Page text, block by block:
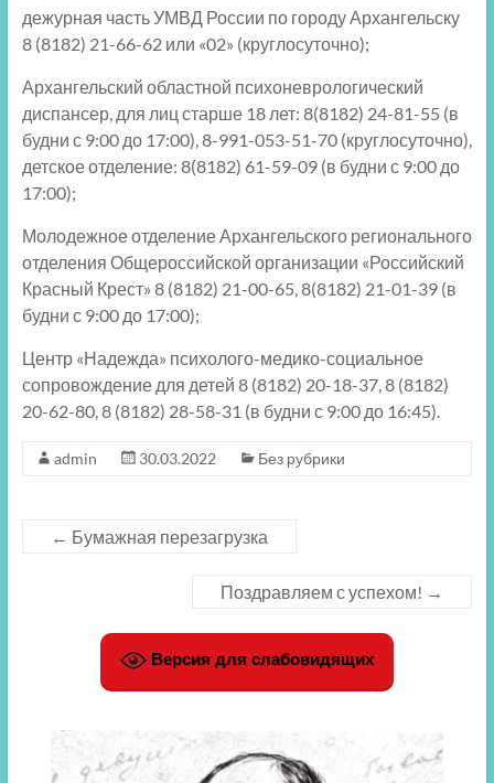
дежурная часть УМВД России по городу Архангельску
8 (8182) 21-66-62 или «02» (круглосуточно);
Архангельский областной психоневрологический
диспансер, для лиц старше 18 лет: 8(8182) 24-81-55 (в
будни с 9:00 до 17:00), 8-991-053-51-70 (круглосуточно),
детское отделение: 8(8182) 61-59-09 (в будни с 9:00 до
17:00);
Молодежное отделение Архангельского регионального
отделения Общероссийской организации «Российский
Красный Крест» 8 (8182) 21-00-65, 8(8182) 21-01-39 (в
будни с 9:00 до 17:00);
Центр «Надежда» психолого-медико-социальное
сопровождение для детей 8 (8182) 20-18-37, 8 (8182)
20-62-80, 8 (8182) 28-58-31 (в будни с 9:00 до 16:45).
admin 30.03.2022 Без рубрики
← Бумажная перезагрузка
Поздравляем с успехом! →
Версия для слабовидящих